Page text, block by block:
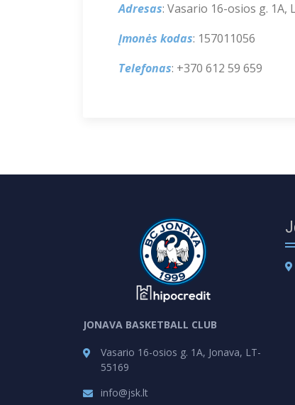
Adresas: Vasario 16-osios g. 1A,
Įmonės kodas: 157011056
Telefonas: +370 612 59 659
JONAVA BASKETBALL CLUB
Vasario 16-osios g. 1A, Jonava, LT-
55169
info@jsk.lt